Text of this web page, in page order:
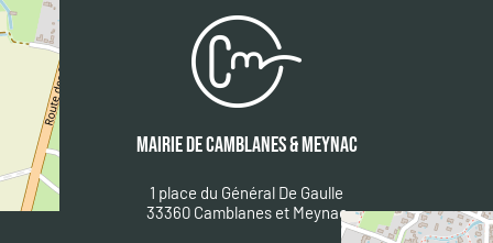
MAIRIE DE CAMBLANES & MEYNAC
1 place du Général De Gaulle
33360 Camblanes et Meynac